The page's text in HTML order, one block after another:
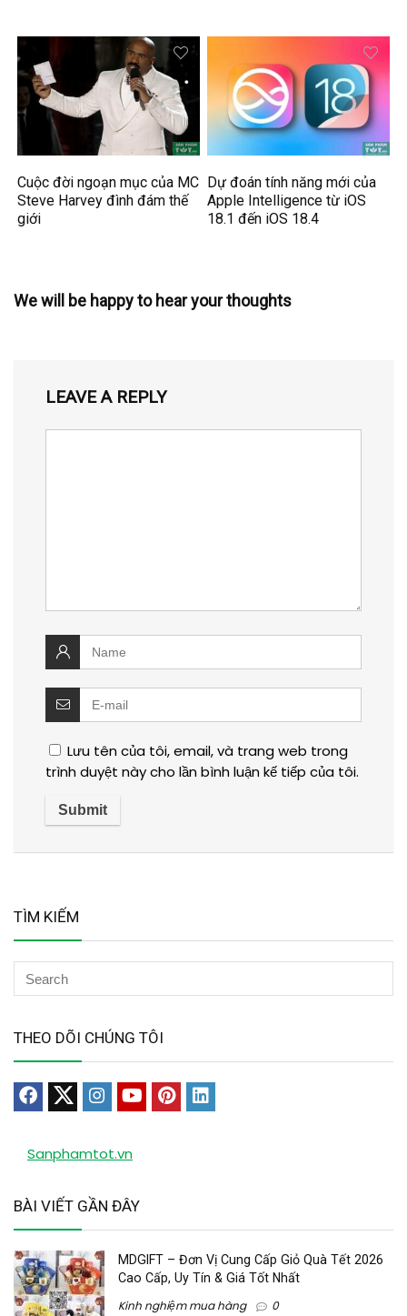
Cuộc đời ngoạn mục của MC
Steve Harvey đình đám thế
giới
Dự đoán tính năng mới của
Apple Intelligence từ iOS
18.1 đến iOS 18.4
We will be happy to hear your thoughts
LEAVE A REPLY
Lưu tên của tôi, email, và trang web trong
trình duyệt này cho lần bình luận kế tiếp của tôi.
TÌM KIẾM
THEO DÕI CHÚNG TÔI
Sanphamtot.vn
BÀI VIẾT GẦN ĐÂY
MDGIFT – Đơn Vị Cung Cấp Giỏ Quà Tết 2026
Cao Cấp, Uy Tín & Giá Tốt Nhất
Kinh nghiệm mua hàng 0